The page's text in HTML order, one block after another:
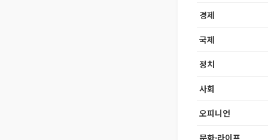
경제
국제
정치
사회
오피니언
문화·라이프